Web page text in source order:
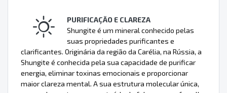
PURIFICAÇÃO E CLAREZA
Shungite é um mineral conhecido pelas
suas propriedades purificantes e
clarificantes. Originária da região da Carélia, na Rússia, a
Shungite é conhecida pela sua capacidade de purificar
energia, eliminar toxinas emocionais e proporcionar
maior clareza mental. A sua estrutura molecular única,